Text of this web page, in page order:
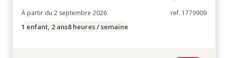
À partir du 2 septembre 2026
ref. 1779909
1 enfant, 2 ans8 heures / semaine